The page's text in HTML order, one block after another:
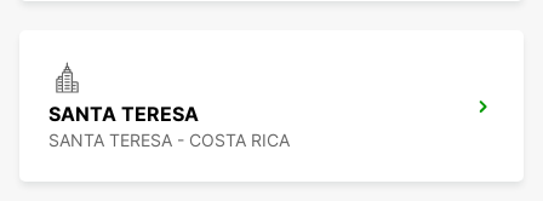
SANTA TERESA
SANTA TERESA - COSTA RICA